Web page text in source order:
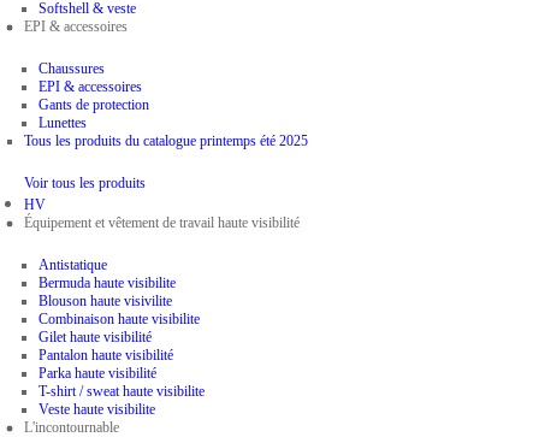
Softshell & veste
EPI & accessoires
Chaussures
EPI & accessoires
Gants de protection
Lunettes
Tous les produits du catalogue printemps été 2025
Voir tous les produits
HV
Équipement et vêtement de travail haute visibilité
Antistatique
Bermuda haute visibilite
Blouson haute visivilite
Combinaison haute visibilite
Gilet haute visibilité
Pantalon haute visibilité
Parka haute visibilité
T-shirt / sweat haute visibilite
Veste haute visibilite
L'incontournable